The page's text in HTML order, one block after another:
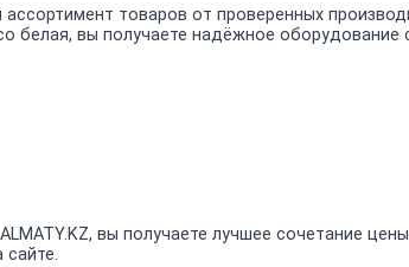
ассортимент товаров от проверенных
белая, вы получаете надёжное оборудование
вы получаете лучшее сочетание